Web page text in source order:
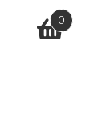
0
Plan de
de